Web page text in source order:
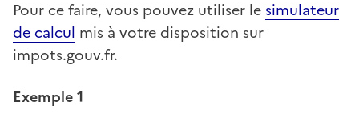
Pour ce faire, vous pouvez utiliser lesimulateur
de calcul mis à votre disposition sur
impots.gouv.fr.
Exemple 1